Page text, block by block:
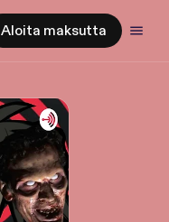
Aloita maksutta